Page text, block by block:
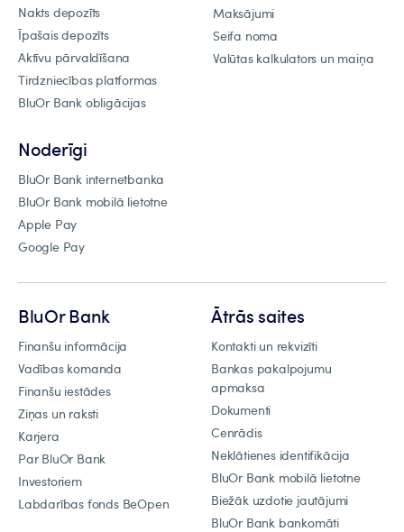
Nakts depozīts
Īpašais depozīts
Aktīvu pārvaldīšana
Tirdzniecības platformas
BluOr Bank obligācijas
Maksājumi
Seifa noma
Valūtas kalkulators un maiņa
Noderīgi
BluOr Bank internetbanka
BluOr Bank mobilā lietotne
Apple Pay
Google Pay
BluOr Bank
Finanšu informācija
Vadības komanda
Finanšu iestādes
Ziņas un raksti
Karjera
Par BluOr Bank
Investoriem
Labdarības fonds BeOpen
Ātrās saites
Kontakti un rekvizīti
Bankas pakalpojumu
apmaksa
Dokumenti
Cenrādis
Neklātienes identifikācija
BluOr Bank mobilā lietotne
Biežāk uzdotie jautājumi
BluOr Bank bankomāti